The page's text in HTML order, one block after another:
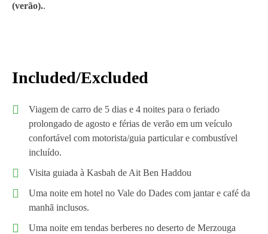
(verão)..
Included/Excluded
Viagem de carro de 5 dias e 4 noites para o feriado
prolongado de agosto e férias de verão em um veículo
confortável com motorista/guia particular e combustível
incluído.
Visita guiada à Kasbah de Ait Ben Haddou
Uma noite em hotel no Vale do Dades com jantar e café da
manhã inclusos.
Uma noite em tendas berberes no deserto de Merzouga